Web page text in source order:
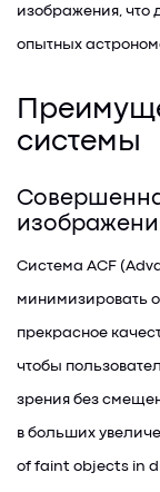
изображения, что
опытных
системы
Система ACF
минимизировать
прекрасное
чтобы
зрения без
в больших
of faint objects in